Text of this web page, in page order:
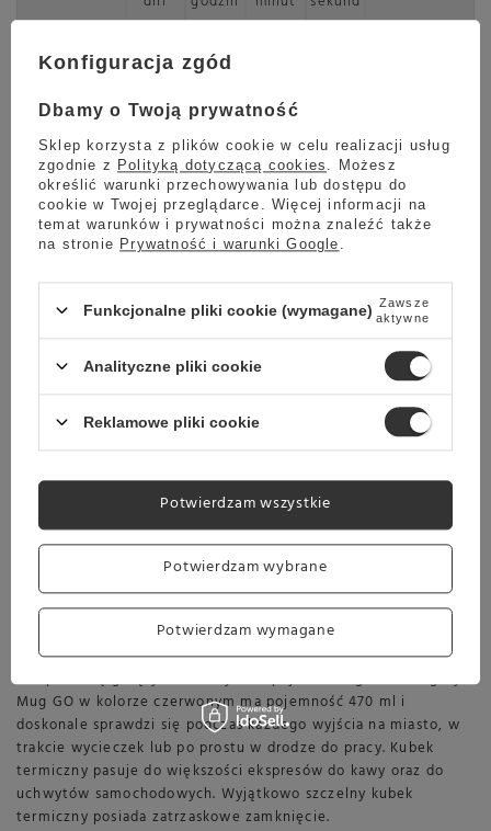
Sprawdź
Kubek termiczny Mighty Mug GO 470 ml
- Czerwony
Mighty Mug GO w kolorze czerwonym
to kubek termiczny, w
którym zastosowano technologię Smartgrip. Dzięki niej kubek
po ustawieniu na płaskiej powierzchni jest stabilny i nie
przewraca się, gdy zostanie lekko uderzony, ale z łatwością
odrywa się od powierzchni, kiedy chcemy go podnieść.
obawiać się o rozlanie naszego napoju. Nieprzewracalny
system kubka termicznego Mighty Mug GO działa na bazie
odrywa się przy poziomych ruchach, ale ruch pionowy
powoduje uwolnienie ciśnienia i z łatwością możemy podnieść
nasz kubek.
Mighty Mug GO jest wykonany tworzywa sztucznego, które
pozbawione szkodliwego BPA. Podwójne ścianki
zapewniają izolację termiczną, dlatego kubek utrzymuje
temperaturę gorących i zimnych napojów do 2 godzin. Mighty
Mug GO w kolorze czerwonym ma pojemność 470 ml i
doskonale sprawdzi się podczas każdego wyjścia na miasto, w
trakcie wycieczek lub po prostu w drodze do pracy. Kubek
termiczny pasuje do większości ekspresów do kawy oraz do
uchwytów samochodowych. Wyjątkowo szczelny kubek
termiczny posiada zatrzaskowe zamknięcie.
Konfiguracja zgód
Dbamy o Twoją prywatność
Sklep korzysta z plików cookie w celu realizacji usług
zgodnie z Polityką dotyczącą cookies
. Możesz
określić warunki przechowywania lub dostępu do
cookie w Twojej przeglądarce. Więcej informacji na
temat warunków i prywatności można znaleźć także
na stronie Prywatność i warunki Google
Funkcjonalne pliki cookie (wymagane) Zawsze
aktywne
Analityczne pliki cookie
Reklamowe pliki cookie
Potwierdzam wybrane
Potwierdzam wymagane
Potwierdzam wszystkie